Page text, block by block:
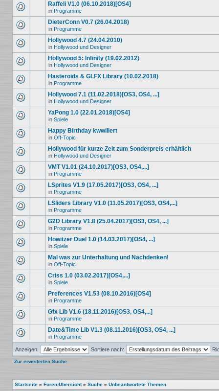
Raffeli V1.0 (06.10.2018)[OS4]
in Programme
DieterConn V0.7 (26.04.2018)
in Programme
Hollywood 4.7 (24.04.2010)
in Hollywood und Designer
Hollywood 5: Infinity (19.02.2012)
in Hollywood und Designer
Hasteroids & GLFX Library (10.02.2018)
in Programme
Hollywood 7.1 (11.02.2018)[OS3, OS4, ...]
in Hollywood und Designer
YaPong 1.0 (22.01.2018)[OS4]
in Spiele
Happy Birthday kwwillert
in Off-Topic
Hollywood für kurze Zeit zum Sonderpreis erhältlich
in Hollywood und Designer
VMT V1.01 (24.10.2017)[OS3, OS4,...]
in Programme
LSprites V1.9 (17.05.2017)[OS3, OS4, ...]
in Programme
LSliders Library V1.0 (11.05.2017)[OS3, OS4,...]
in Programme
G2D Library V1.8 (25.04.2017)[OS3, OS4, ...]
in Programme
Howitzer Duel 1.0 (14.03.2017)[OS4, ...]
in Spiele
Mal was zur Unterhaltung und Nachdenken!
in Off-Topic
Criss 1.0 (03.02.2017)[OS4,...]
in Spiele
Preferences V1.53 (08.10.2016)[OS4]
in Programme
Gfx Lib V1.6 (18.11.2016)[OS3, OS4,...]
in Programme
Date&Time Lib V1.3 (08.11.2016)[OS3, OS4, ...]
in Programme
Anzeigen: Sortiere nach:
Zur erweiterten Suche
Startseite » Foren-Übersicht» Suche » Unbeantwortete Themen